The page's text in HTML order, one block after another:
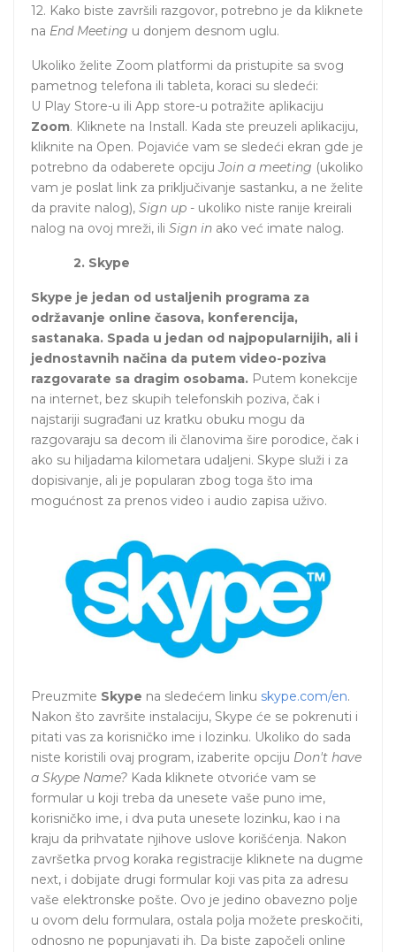
12. Kako biste završili razgovor, potrebno je da kliknete
na End Meeting u donjem desnom uglu.
Ukoliko želite Zoom platformi da pristupite sa svog
pametnog telefona ili tableta, koraci su sledeći:
U Play Store-u ili App store-u potražite aplikaciju
Zoom. Kliknete na Install. Kada ste preuzeli aplikaciju,
kliknite na Open. Pojaviće vam se sledeći ekran gde je
potrebno da odaberete opcijuJoin a meeting (ukoliko
vam je poslat link za priključivanje sastanku, a ne želite
da pravite nalog), Sign up - ukoliko niste ranije kreirali
nalog na ovoj mreži, ili Sign inako već imate nalog.
2. Skype
Skype je jedan od ustaljenih programa za
održavanje online časova, konferencija,
sastanaka. Spada u jedan od najpopularnijih, ali i
jednostavnih načina da putem video-poziva
razgovarate sa dragim osobama. Putem konekcije
na internet, bez skupih telefonskih poziva, čak i
najstariji sugrađani uz kratku obuku mogu da
razgovaraju sa decom ili članovima šire porodice, čak i
ako su hiljadama kilometara udaljeni. Skype služi i za
dopisivanje, ali je popularan zbog toga što ima
mogućnost za prenos video i audio zapisa uživo.
Preuzmite Skype na sledećem linku skype.com/en.
Nakon što završite instalaciju, Skype će se pokrenuti i
pitati vas za korisničko ime i lozinku. Ukoliko do sada
niste koristili ovaj program, izaberite opciju Don't have
a Skype Name? Kada kliknete otvoriće vam se
formular u koji treba da unesete vaše puno ime,
korisničko ime, i dva puta unesete lozinku, kao i na
kraju da prihvatate njihove uslove korišćenja. Nakon
završetka prvog koraka registracije kliknete na dugme
next, i dobijate drugi formular koji vas pita za adresu
vaše elektronske pošte. Ovo je jedino obavezno polje
u ovom delu formulara, ostala polja možete preskočiti,
odnosno ne popunjavati ih. Da biste započeli online